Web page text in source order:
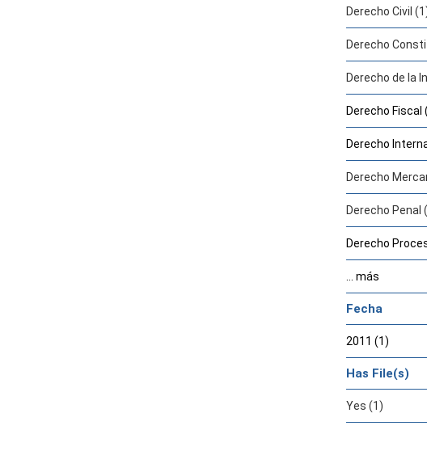
Derecho Civil
Derecho
Derecho de la
Derecho Fiscal
Derecho
Derecho
Derecho Penal
Derecho
... más
Fecha
2011 (1)
Has File(s)
Yes (1)